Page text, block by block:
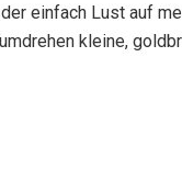
einfach Lust auf
kleine,